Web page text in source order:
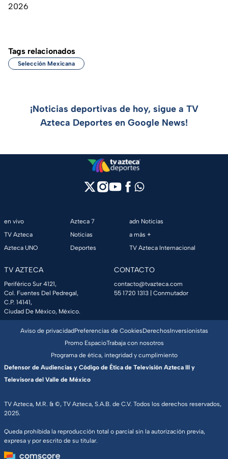
2026
Tags relacionados
Selección Mexicana
¡Noticias deportivas de hoy, sigue a TV
Azteca Deportes en Google News!
en vivo
TV Azteca
Azteca UNO
Azteca 7
Noticias
Deportes
adn Noticias
a más +
TV Azteca Internacional
TV AZTECA
Periférico Sur 4121,
Col. Fuentes Del Pedregal,
C.P. 14141,
Ciudad De México, México.
CONTACTO
contacto@tvazteca.com
55 1720 1313 | Conmutador
TV Azteca, M.R. & ©, TV Azteca, S.A.B. de C.V. Todos los derechos reservados,
2025.
Queda prohibida la reproducción total o parcial sin la autorización previa,
expresa y por escrito de su titular.
Aviso de privacidadPreferencias de CookiesDerechosInversionistas
Promo EspacioTrabaja con nosotros
Programa de ética, integridad y cumplimiento
Defensor de Audiencias y Código de Ética de Televisión Azteca III y
Televisora del Valle de México